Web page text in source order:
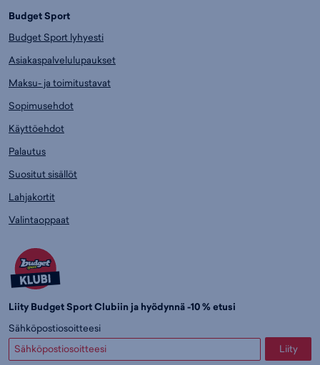
Budget Sport
Budget Sport lyhyesti
Asiakaspalvelulupaukset
Maksu- ja toimitustavat
Sopimusehdot
Käyttöehdot
Palautus
Suositut sisällöt
Lahjakortit
Valintaoppaat
Liity Budget Sport Clubiin ja hyödynnä -10 % etusi
Sähköpostiosoitteesi
Liity